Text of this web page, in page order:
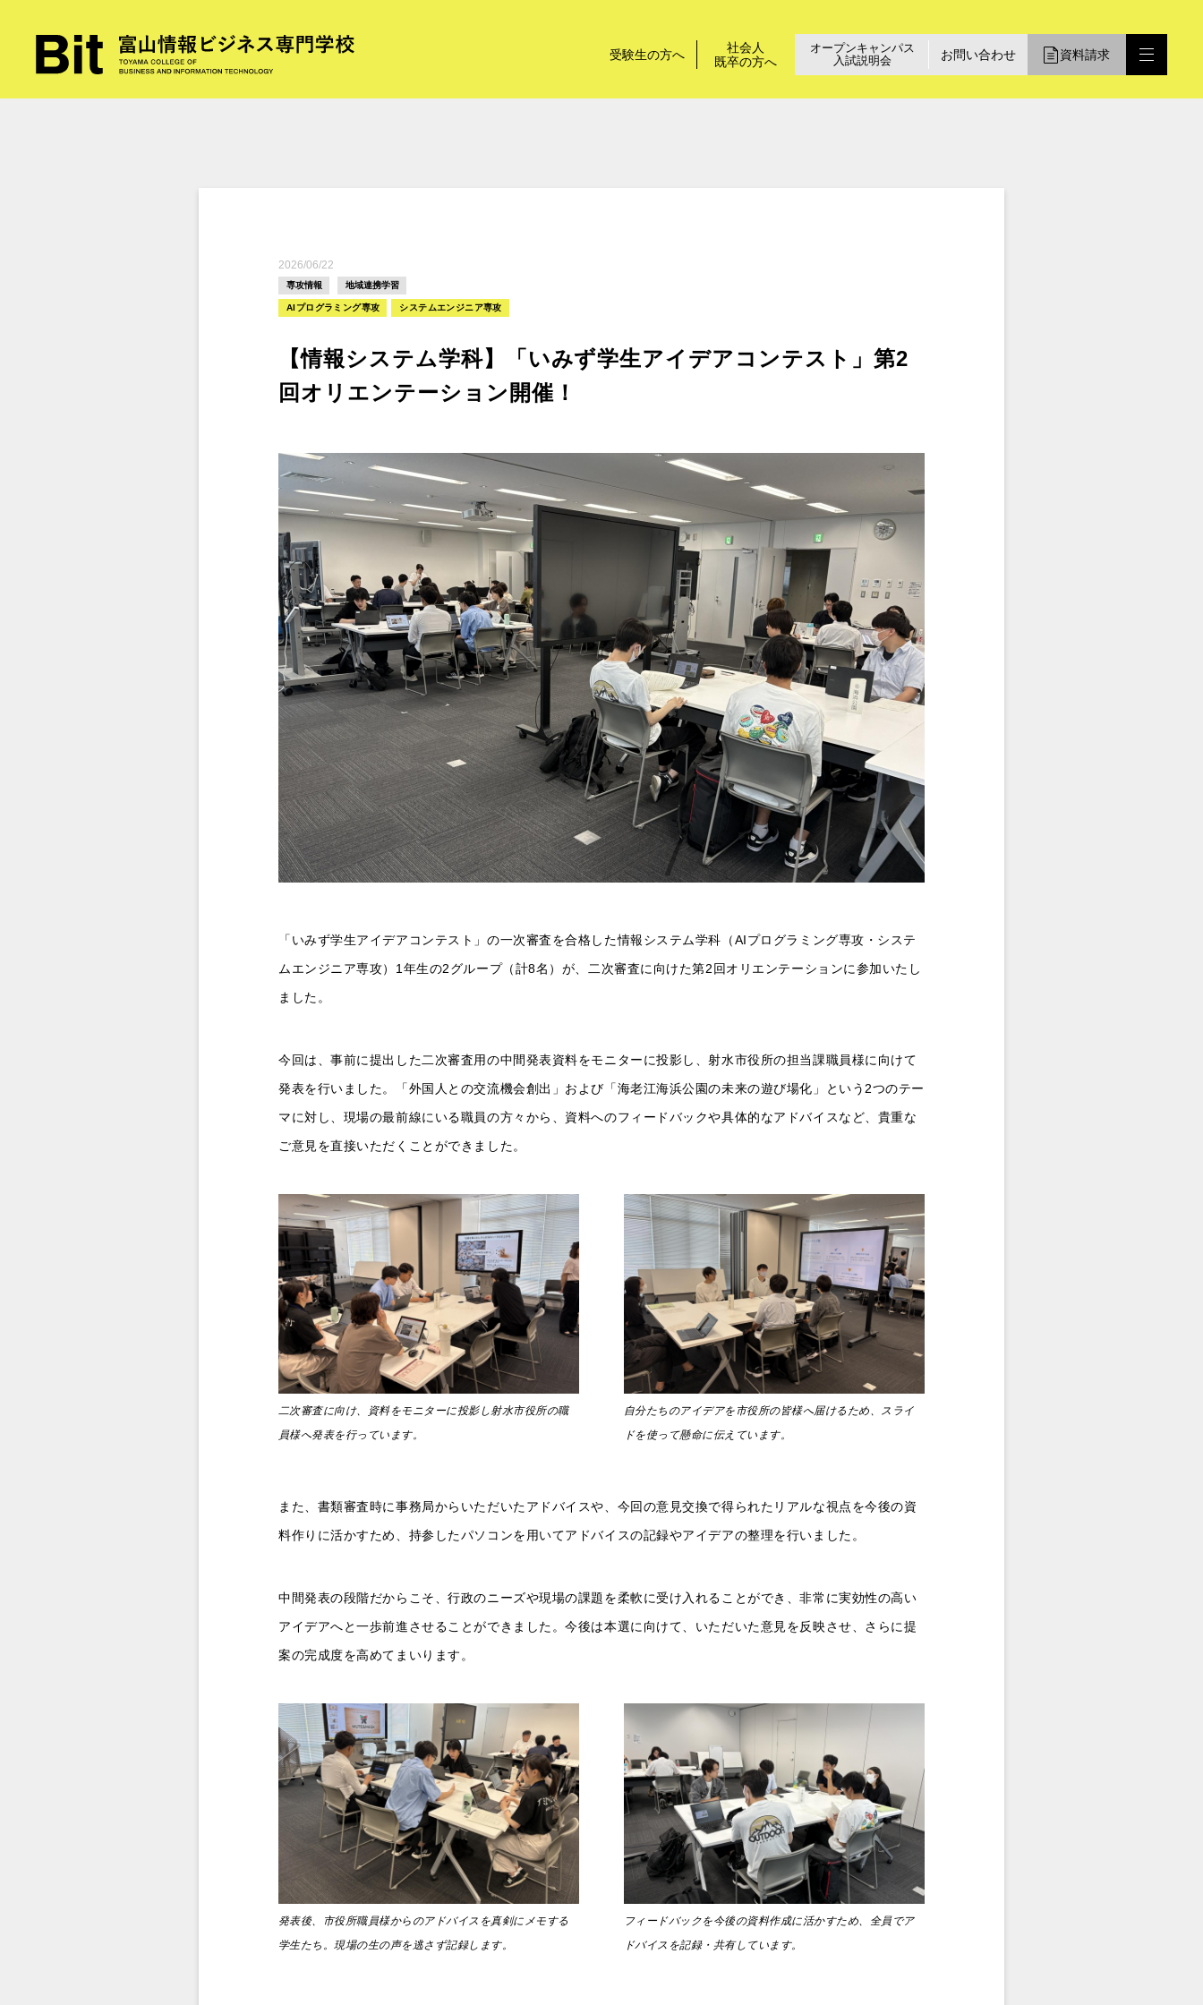
受験生の方へ
社会人
既卒の方へ
オープンキャンパス
入試説明会
お問い合わせ 資料請求
2026/06/22
専攻情報 地域連携学習
AIプログラミング専攻 システムエンジニア専攻
【情報システム学科】「いみず学生アイデアコンテスト」第2
回オリエンテーション開催！
「いみず学生アイデアコンテスト」の一次審査を合格した情報システム学科（AIプログラミング専攻・システ
ムエンジニア専攻）1年生の2グループ（計8名）が、二次審査に向けた第2回オリエンテーションに参加いたし
ました。
今回は、事前に提出した二次審査用の中間発表資料をモニターに投影し、射水市役所の担当課職員様に向けて
発表を行いました。「外国人との交流機会創出」および「海老江海浜公園の未来の遊び場化」という2つのテー
マに対し、現場の最前線にいる職員の方々から、資料へのフィードバックや具体的なアドバイスなど、貴重な
ご意見を直接いただくことができました。
二次審査に向け、資料をモニターに投影し射水市役所の職
員様へ発表を行っています。
自分たちのアイデアを市役所の皆様へ届けるため、スライ
ドを使って懸命に伝えています。
また、書類審査時に事務局からいただいたアドバイスや、今回の意見交換で得られたリアルな視点を今後の資
料作りに活かすため、持参したパソコンを用いてアドバイスの記録やアイデアの整理を行いました。
中間発表の段階だからこそ、行政のニーズや現場の課題を柔軟に受け入れることができ、非常に実効性の高い
アイデアへと一歩前進させることができました。今後は本選に向けて、いただいた意見を反映させ、さらに提
案の完成度を高めてまいります。
発表後、市役所職員様からのアドバイスを真剣にメモする
学生たち。現場の生の声を逃さず記録します。
フィードバックを今後の資料作成に活かすため、全員でア
ドバイスを記録・共有しています。